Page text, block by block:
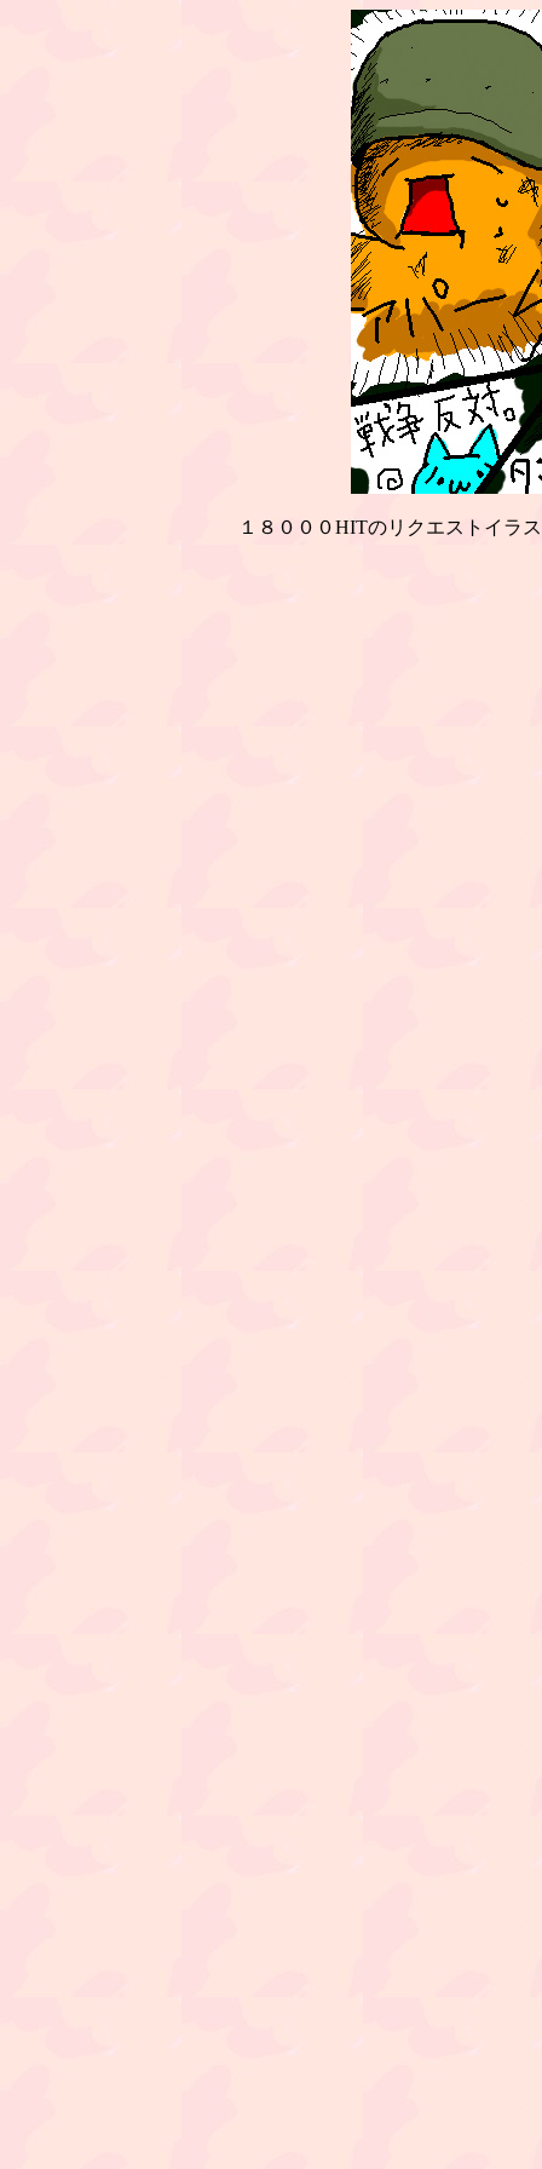
１８０００HITのリクエストイラ